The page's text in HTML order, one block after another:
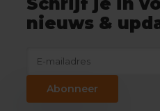
nieuws &
Abonneer